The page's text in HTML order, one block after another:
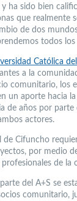
ha sido bien
que realmente
de dos
todos los
Católica
a la
comunitario, los
un aporte hacia
de años por
actores.
Cifuncho
por medio
de la
del A+S se
comunitario,